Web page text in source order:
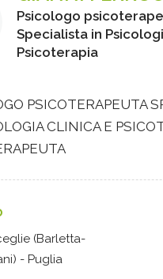
Psicologo
Specialista in
Psicoterapia
PSICOTERAPEUTA
CLINICA E
(Barletta-
- Puglia